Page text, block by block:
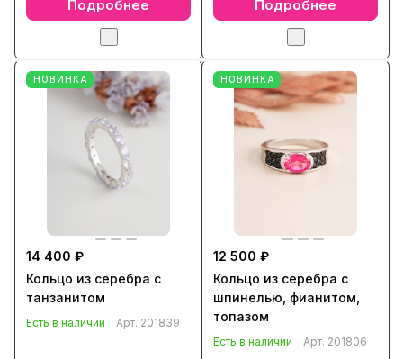
Подробнее Подробнее
НОВИНКА
14 400 ₽
Кольцо из серебра с
танзанитом
Есть в наличии Арт. 201839
НОВИНКА
12 500 ₽
Кольцо из серебра с
шпинелью, фианитом,
топазом
Есть в наличии Арт. 201806